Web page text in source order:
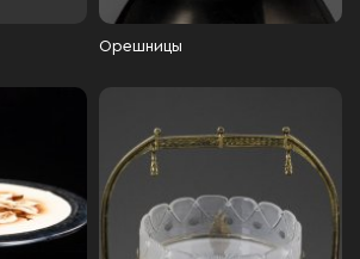
Орешницы